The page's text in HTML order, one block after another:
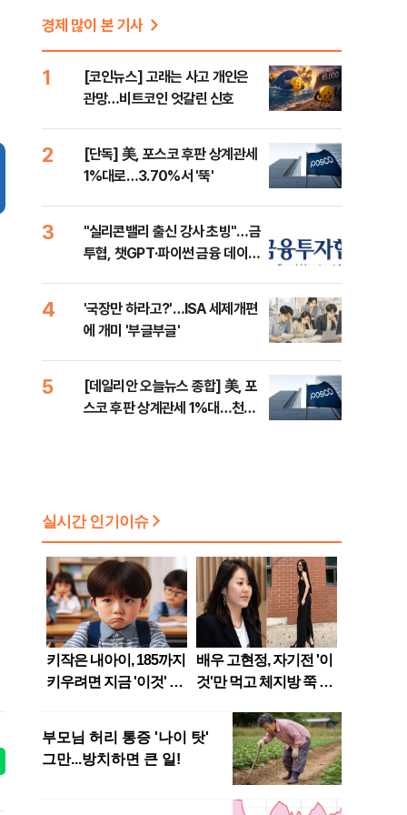
경제 많이 본 기사
1
[코인뉴스] 고래는 사고 개인은
관망…비트코인 엇갈린 신호
2
[단독] 美, 포스코 후판 상계관세
1%대로…3.70%서 '뚝'
3
"실리콘밸리 출신 강사 초빙"…금
투협, 챗GPT·파이썬 금융 데이터
4
'국장만 하라고?'…ISA 세제개편
에 개미 '부글부글'
5
[데일리안 오늘뉴스 종합] 美, 포
스코 후판 상계관세 1%대…천하